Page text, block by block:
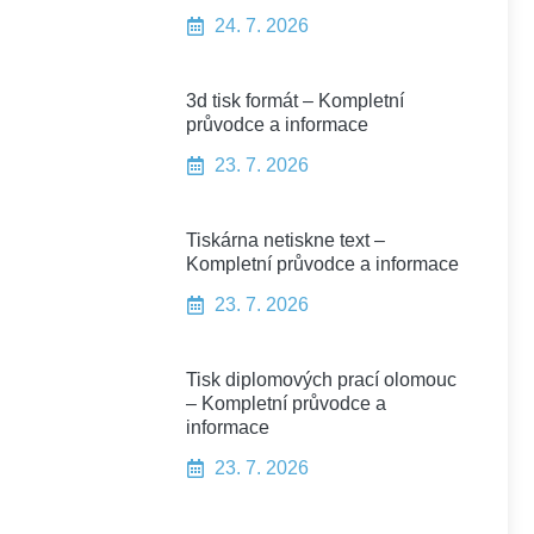
24. 7. 2026
3d tisk formát – Kompletní
průvodce a informace
23. 7. 2026
Tiskárna netiskne text –
Kompletní průvodce a informace
23. 7. 2026
Tisk diplomových prací olomouc
– Kompletní průvodce a
informace
23. 7. 2026